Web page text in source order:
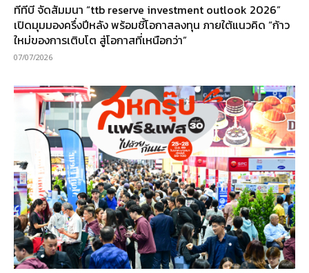
ทีทีบี จัดสัมมนา “ttb reserve investment outlook 2026”
เปิดมุมมองครึ่งปีหลัง พร้อมชี้โอกาสลงทุน ภายใต้แนวคิด “ก้าว
ใหม่ของการเติบโต สู่โอกาสที่เหนือกว่า”
07/07/2026